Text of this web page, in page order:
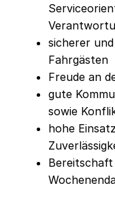
sicherer
Fahrgästen
Freude an
gute
sowie
hohe